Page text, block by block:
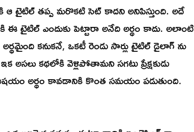
టైటిల్ తప్ప మరొకటి సెట్ కాదని అనిపిస్తుంది. అదే
ఎందుకు పెట్టారా అనేది అర్థం కాదు. అలాంటి
కనుకనే, ఒకటీ రెండు సార్లు టైటిల్ డైలాగ్ ను
కథలోకి వెళ్లిపోతామని సగటు ప్రేక్షకుడు
విషయం అర్థం కావడానికి కొంత సమయం పడుతుంది.